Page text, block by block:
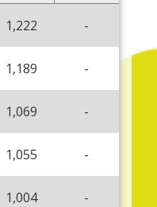
1,222 -
1,189 -
1,069 -
1,055 -
1,004 -